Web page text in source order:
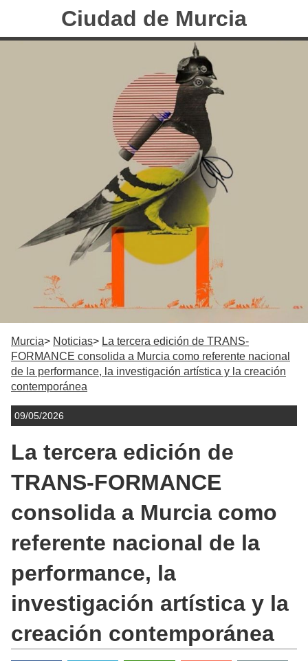
Ciudad de Murcia
Murcia Noticias
La tercera edición de TRANS-
FORMANCE consolida a Murcia como referente nacional
de la performance, la investigación artística y la creación
contemporánea
09/05/2026
La tercera edición de
TRANS-FORMANCE
consolida a Murcia como
referente nacional de la
performance, la
investigación artística y la
creación contemporánea